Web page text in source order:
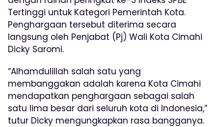
Tertinggi untuk Kategori Pemerintah Kota.
Penghargaan tersebut diterima secara
langsung oleh Penjabat (Pj) Wali Kota Cimahi
Dicky Saromi.
“Alhamdulillah salah satu yang
membanggakan adalah karena Kota Cimahi
mendapatkan penghargaan sebagai salah
satu lima besar dari seluruh kota di Indonesia,”
tutur Dicky mengungkapkan rasa bangganya.